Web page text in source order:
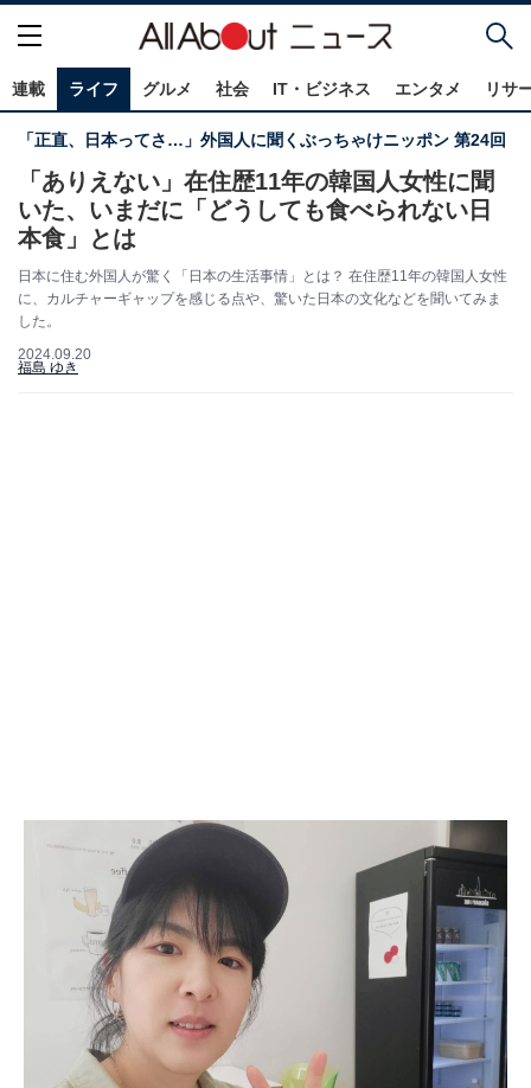
連載 ライフ グルメ 社会 IT・ビジネス エンタメ リサ
「正直、日本ってさ…」外国人に聞くぶっちゃけニッポン 第24回
「ありえない」在住歴11年の韓国人女性に聞
いた、いまだに「どうしても食べられない日
本食」とは
日本に住む外国人が驚く「日本の生活事情」とは？ 在住歴11年の韓国人女性
に、カルチャーギャップを感じる点や、驚いた日本の文化などを聞いてみま
した。
2024.09.20
福島 ゆき